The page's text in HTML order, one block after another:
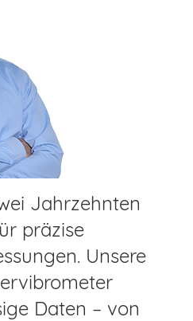
Jahrzehnten
präzise
Unsere
Daten – von